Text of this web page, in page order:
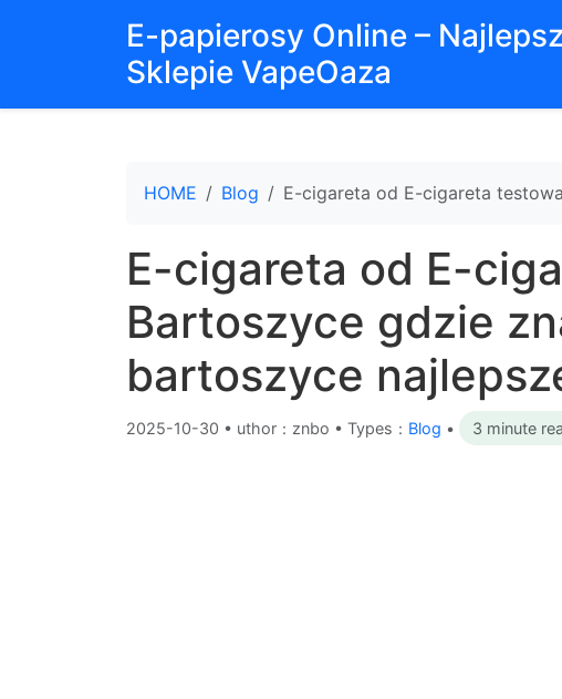
E-papierosy Online –
Sklepie VapeOaza
HOME Blog E-cigareta od E-cigareta
E-cigareta od E-
Bartoszyce gdzie
bartoszyce
2025-10-30 • uthor：znbo • Types： Blog • 3 minute